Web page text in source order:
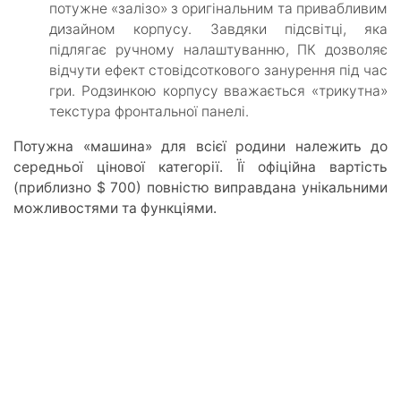
потужне «залізо» з оригінальним та привабливим
дизайном корпусу. Завдяки підсвітці, яка
підлягає ручному налаштуванню, ПК дозволяє
відчути ефект стовідсоткового занурення під час
гри. Родзинкою корпусу вважається «трикутна»
текстура фронтальної панелі.
Потужна «машина» для всієї родини належить до
середньої цінової категорії. Її офіційна вартість
(приблизно $ 700) повністю виправдана унікальними
можливостями та функціями.